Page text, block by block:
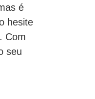
é
hesite
Com
seu